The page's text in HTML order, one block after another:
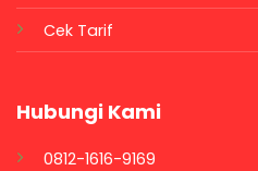
Cek Tarif
Hubungi Kami
0812-1616-9169